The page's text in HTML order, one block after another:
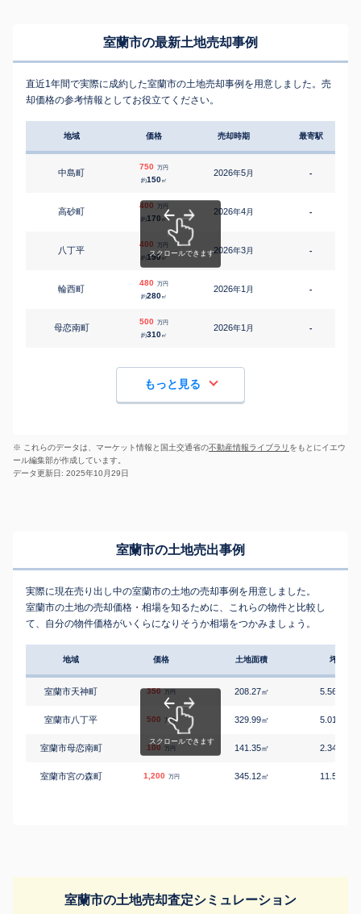
室蘭市の最新土地売却事例
直近1年間で実際に成約した室蘭市の土地売却事例を用意しました。売
却価格の参考情報としてお役立てください。
地域 価格 売却時期 最寄駅
中島町
750 万円
約150㎡
2026年5月 -
高砂町
400 万円
約170 ㎡
2026年4月 -
八丁平
400 万円
約190㎡
2026年3月 -
輪西町
480 万円
約280㎡
2026年1 月 -
母恋南町
500 万円
約310㎡
2026年1 月 -
もっと見る
※ これらのデータは、マーケット情報と国土交通省の不動産情報ライブラリ をもとにイエウ
ール編集部が作成しています。
データ更新日: 2025年10月29日
室蘭市の土地売出事例
実際に現在売り出し中の室蘭市の土地の売却事例を用意しました。
室蘭市の土地の売却価格・相場を知るために、これらの物件と比較し
て、自分の物件価格がいくらになりそうか相場をつかみましょう。
地域 価格 土地面積 坪単価
室蘭市天神町 350 万円 208.27㎡ 5.56
室蘭市八丁平 500 万円 329.99㎡ 5.01
室蘭市母恋南町 100 万円 141.35㎡ 2.34
室蘭市宮の森町 1,200 万円 345.12㎡ 11.5
室蘭市の土地売却査定シミュレーション